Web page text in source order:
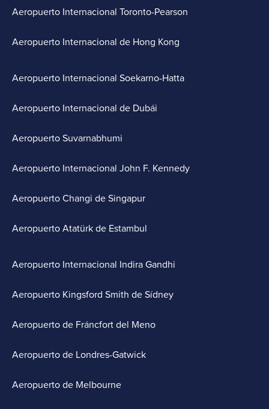
Aeropuerto Internacional Toronto-Pearson
Aeropuerto Internacional de Hong Kong
Aeropuerto Internacional Soekarno-Hatta
Aeropuerto Internacional de Dubái
Aeropuerto Suvarnabhumi
Aeropuerto Internacional John F. Kennedy
Aeropuerto Changi de Singapur
Aeropuerto Atatürk de Estambul
Aeropuerto Internacional Indira Gandhi
Aeropuerto Kingsford Smith de Sídney
Aeropuerto de Fráncfort del Meno
Aeropuerto de Londres-Gatwick
Aeropuerto de Melbourne